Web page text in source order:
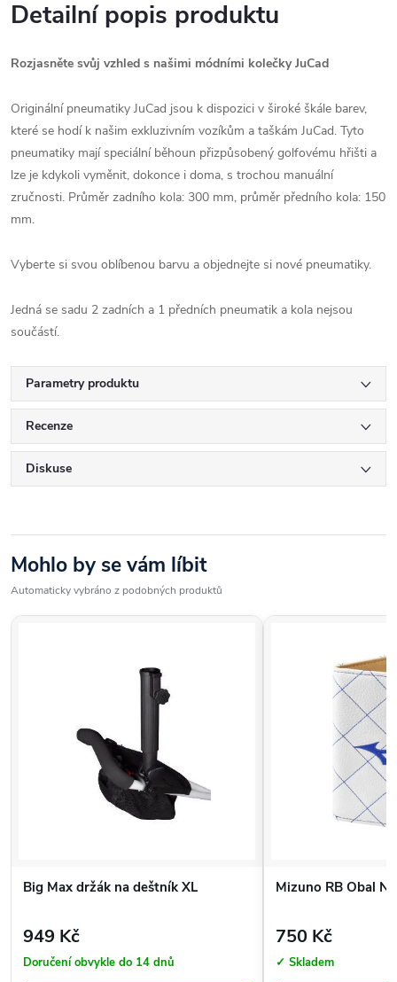
Detailní popis produktu
Rozjasněte svůj vzhled s našimi módními kolečky JuCad
Originální pneumatiky JuCad jsou k dispozici v široké škále barev,
které se hodí k našim exkluzivním vozíkům a taškám JuCad. Tyto
pneumatiky mají speciální běhoun přizpůsobený golfovému hřišti a
lze je kdykoli vyměnit, dokonce i doma, s trochou manuální
zručnosti. Průměr zadního kola: 300 mm, průměr předního kola: 150
mm.
Vyberte si svou oblíbenou barvu a objednejte si nové pneumatiky.
Jedná se sadu 2 zadních a 1 předních pneumatik a kola nejsou
součástí.
Parametry produktu
Recenze
Diskuse
Mohlo by se vám líbit
Automaticky vybráno z podobných produktů
Big Max držák na deštník XL
949 Kč
Doručení obvykle do 14 dnů
Mizuno RB Obal
750 Kč
✓ Skladem